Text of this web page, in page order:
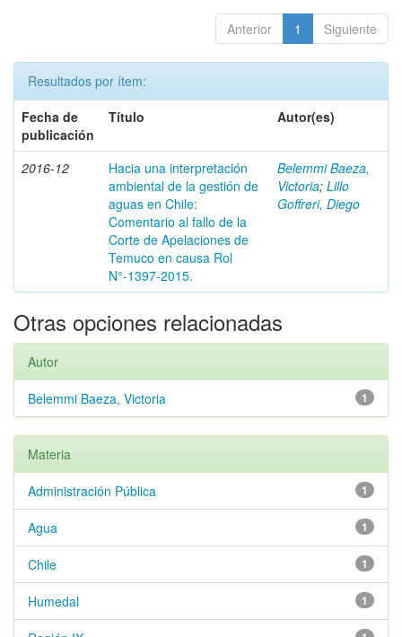
Anterior 1 Siguiente
Resultados por ítem:
Fecha de
publicación
Título Autor(es)
2016-12
Hacia una interpretación
ambiental de la gestión de
aguas en Chile:
Comentario al fallo de la
Corte de Apelaciones de
Temuco en causa Rol
N°-1397-2015.
Belemmi Baeza,
Victoria; Lillo
Goffreri, Diego
Otras opciones relacionadas
Autor
1
Belemmi Baeza, Victoria
Materia
1
Administración Pública
1
Agua
1
Chile
1
Humedal